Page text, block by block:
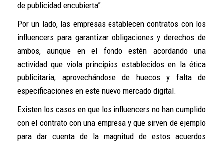
de publicidad encubierta”.
Por un lado, las empresas establecen contratos con los
influencers para garantizar obligaciones y derechos de
ambos, aunque en el fondo estén acordando una
actividad que viola principios establecidos en la ética
publicitaria, aprovechándose de huecos y falta de
especificaciones en este nuevo mercado digital.
Existen los casos en que los influencers no han cumplido
con el contrato con una empresa y que sirven de ejemplo
para dar cuenta de la magnitud de estos acuerdos